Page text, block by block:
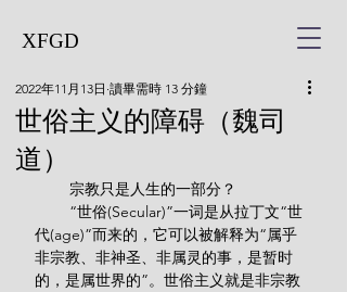
XFGD
​世俗主义的障碍（魏司
道）
2022年11月13日 讀畢需時 13 分鐘
        宗教只是人生的一部分？
代(age)”而来的，它可以被解释为“属乎
非宗教、非神圣、非属灵的事，是暂时
的，是属世界的”。世俗主义就是非宗教